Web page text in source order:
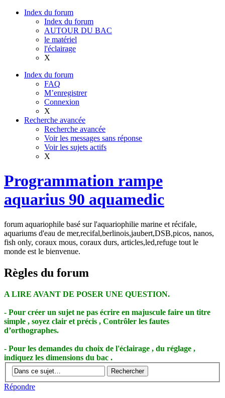
Index du forum
Index du forum
AUTOUR DU BAC
le matériel
l'éclairage
X
Index du forum
FAQ
M’enregistrer
Connexion
X
Recherche avancée
Recherche avancée
Voir les messages sans réponse
Voir les sujets actifs
X
Programmation rampe
aquarius 90 aquamedic
forum aquariophile basé sur l'aquariophilie marine et récifale,
aquariums d'eau de mer,recifal,berlinois,jaubert,DSB,picos, nanos,
fish only, coraux mous, coraux durs, articles,led,refuge tout le
monde est le bienvenue.
Règles du forum
A LIRE AVANT DE POSER UNE QUESTION.
- Pour créer un sujet ne pas écrire en majuscule faire un titre
simple , soyez clair et précis , Contrôler les fautes
d’orthographes.
- Pour les demandes du choix de l'éclairage , du réglage ,
indiquez les dimensions du bac .
Répondre